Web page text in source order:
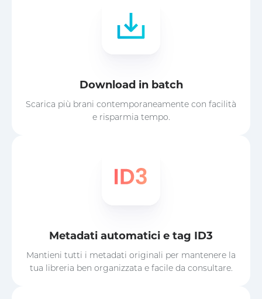
Download in batch
Scarica più brani contemporaneamente con facilità
e risparmia tempo.
Metadati automatici e tag ID3
Mantieni tutti i metadati originali per mantenere la
tua libreria ben organizzata e facile da consultare.